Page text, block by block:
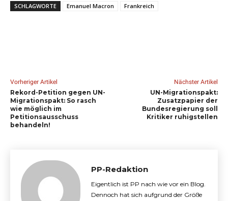
SCHLAGWORTE Emanuel Macron Frankreich
Vorheriger Artikel
Rekord-Petition gegen UN-
Migrationspakt: So rasch
wie möglich im
Petitionsausschuss
behandeln!
Nächster Artikel
UN-Migrationspakt:
Zusatzpapier der
Bundesregierung soll
Kritiker ruhigstellen
PP-Redaktion
Eigentlich ist PP nach wie vor ein Blog.
Dennoch hat sich aufgrund der Größe